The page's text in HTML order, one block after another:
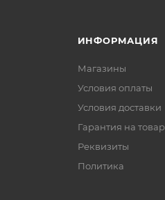
ИНФОРМАЦИЯ
Магазины
Условия оплаты
Условия доставки
Гарантия на товар
Реквизиты
Политика